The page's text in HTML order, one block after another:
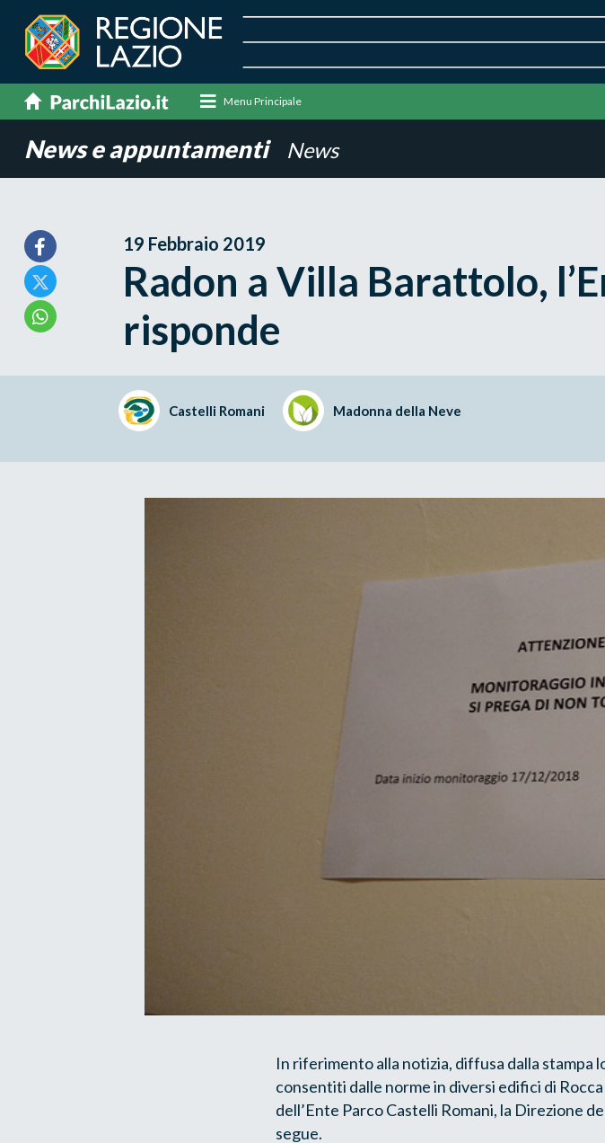
Menu Principale
News e appuntamenti News
19 Febbraio 2019
Radon a Villa Barattolo,
risponde
Castelli Romani Madonna della Neve
In riferimento alla notizia, diffusa dalla stampa
consentiti dalle norme in diversi edifici di
dell’Ente Parco Castelli Romani, la Direzione
segue.